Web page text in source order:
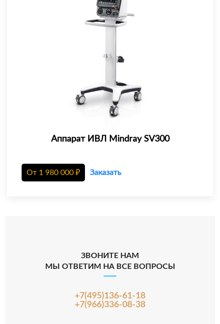
Аппарат ИВЛ Mindray SV300
От 1 980 000 ₽ Заказать
ЗВОНИТЕ НАМ
МЫ ОТВЕТИМ НА ВСЕ ВОПРОСЫ
+7(495)136-61-18
+7(966)336-08-38